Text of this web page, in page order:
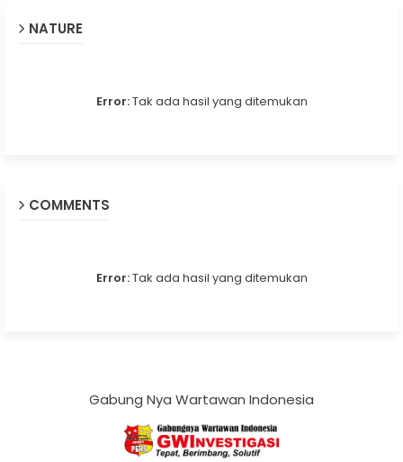
NATURE
Error:Tak ada hasil yang ditemukan
COMMENTS
Error:Tak ada hasil yang ditemukan
Gabung Nya Wartawan Indonesia